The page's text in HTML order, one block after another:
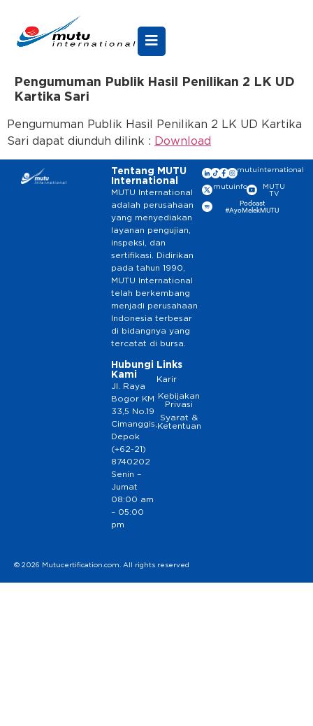
Pengumuman Publik Hasil Penilikan 2 LK UD
Kartika Sari
Pengumuman Publik Hasil Penilikan 2 LK UD Kartika
Sari dapat diunduh dilink : Download
Tentang MUTU
International
MUTU International
adalah perusahaan
yang menyediakan
layanan pengujian,
inspeksi, dan
sertifikasi. Didirikan
pada tahun 1990,
MUTU International
telah berkembang
menjadi perusahaan
Indonesia terbesar
di bidangnya yang
tercatat di bursa.
Hubungi
Kami
Jl. Raya
Bogor KM
33,5 No.19
Cimanggis,
Depok
(+62-21)
8740202
Senin –
Jumat
08:00 am
– 05:00
pm
Links
Karir
Kebijakan
Privasi
Syarat &
Ketentuan
mutuinternational
mutuinfo
MUTU
TV
Podcast
#AyoMelekMUTU
© 2026 Mutucertification.com. All rights reserved